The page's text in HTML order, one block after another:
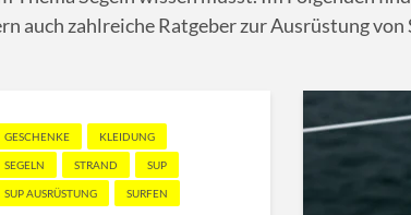
auch zahlreiche Ratgeber zur Ausrüstung von
GESCHENKE KLEIDUNG
SEGELN STRAND SUP
SUP AUSRÜSTUNG SURFEN